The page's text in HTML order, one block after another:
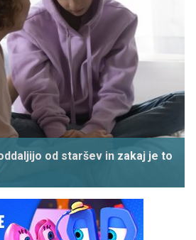
od staršev in zakaj je to